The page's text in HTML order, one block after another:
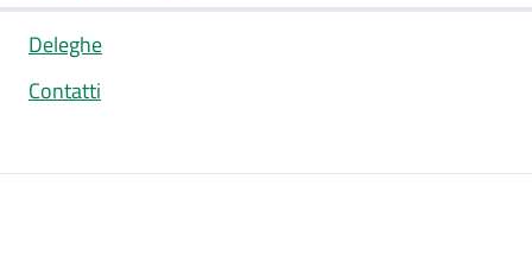
Deleghe
Contatti